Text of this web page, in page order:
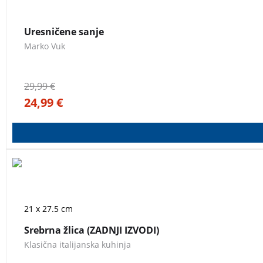
Uresničene sanje
Marko Vuk
29,99€
24,99€
21 x 27.5 cm
Srebrna žlica (ZADNJI IZVODI)
Klasična italijanska kuhinja